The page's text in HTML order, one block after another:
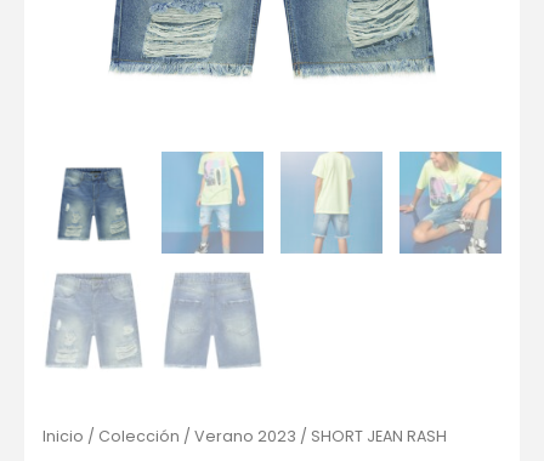
Inicio / Colección / Verano 2023 / SHORT JEAN RASH